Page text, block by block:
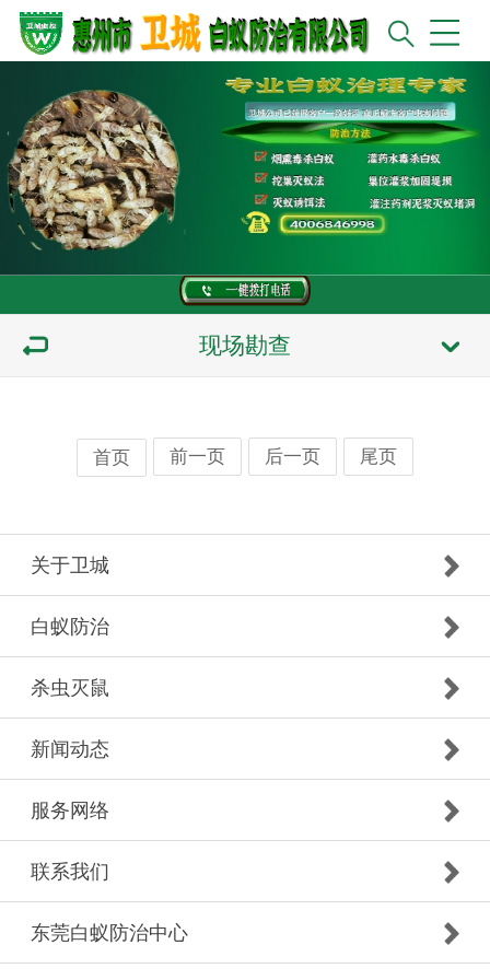
现场勘查
首页 前一页 后一页 尾页
关于卫城
白蚁防治
杀虫灭鼠
新闻动态
服务网络
联系我们
东莞白蚁防治中心